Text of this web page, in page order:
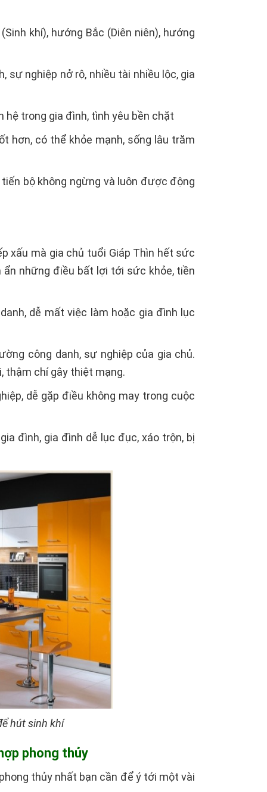
khí), hướng Bắc (Diên niên), hướng
nghiệp nở rộ, nhiều tài nhiều lộc, gia
trong gia đình, tình yêu bền chặt
hơn, có thể khỏe mạnh, sống lâu trăm
bộ không ngừng và luôn được động
xấu mà gia chủ tuổi Giáp Thìn hết sức
những điều bất lợi tới sức khỏe, tiền
dễ mất việc làm hoặc gia đình lục
công danh, sự nghiệp của gia chủ.
thậm chí gây thiệt mạng.
dễ gặp điều không may trong cuộc
đình, gia đình dễ lục đục, xáo trộn, bị
hút sinh khí
phong thủy
thủy nhất bạn cần để ý tới một vài